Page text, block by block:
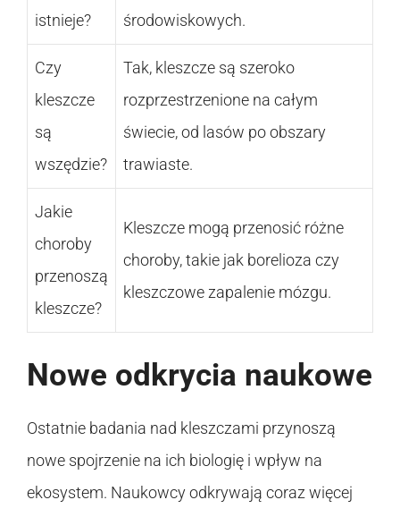
istnieje?
środowiskowych.
Czy
kleszcze
są
wszędzie?
Tak, kleszcze są szeroko
rozprzestrzenione na całym
świecie, od lasów po obszary
trawiaste.
Jakie
choroby
przenoszą
kleszcze?
Kleszcze mogą przenosić różne
choroby, takie jak borelioza czy
kleszczowe zapalenie mózgu.
Nowe odkrycia naukowe
Ostatnie badania nad kleszczami przynoszą
nowe spojrzenie na ich biologię i wpływ na
ekosystem. Naukowcy odkrywają coraz więcej